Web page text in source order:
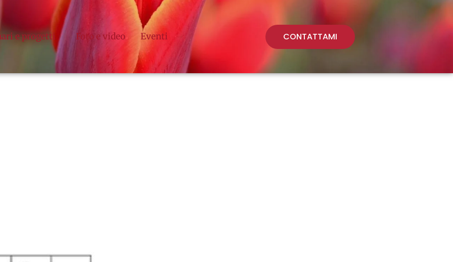
e progetti Foto e video Eventi CONTATTAMI